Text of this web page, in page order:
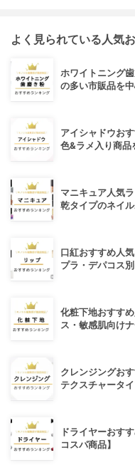
よく見られている人気
ホワイトニング
の多い市販品を
アイシャドウお
色&ラメ入り商品
マニキュア人気
乾タイプのネイ
口紅おすすめ人
プラ・デパコス別
化粧下地おすす
ス・敏感肌向け
クレンジングお
テクスチャータ
ドライヤーおす
コスパ商品】